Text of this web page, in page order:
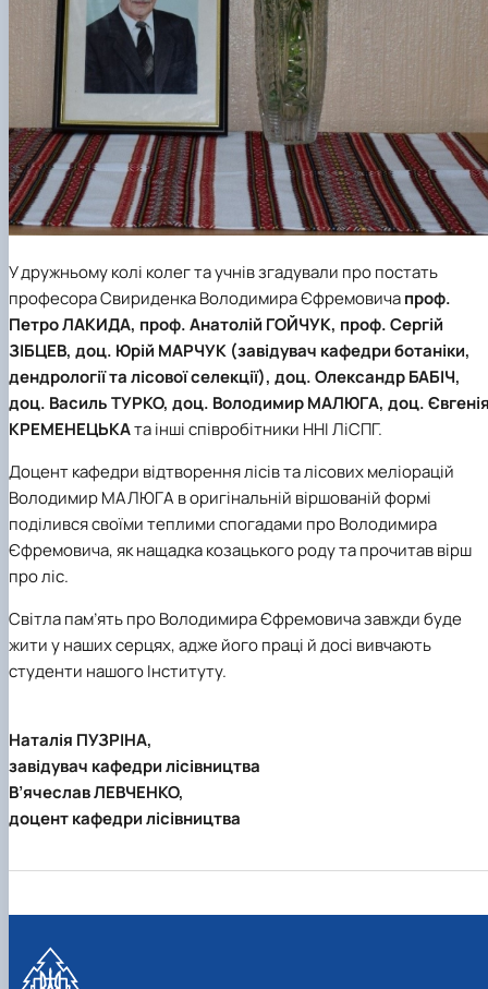
У дружньому колі колег та учнів згадували про постать
професора Свириденка Володимира Єфремовичапроф.
Петро ЛАКИДА, проф. Анатолій ГОЙЧУК, проф. Сергій
ЗІБЦЕВ, доц. Юрій МАРЧУК (завідувач кафедри ботаніки,
дендрології та лісової селекції), доц. Олександр БАБІЧ,
доц. Василь ТУРКО, доц. Володимир МАЛЮГА, доц.
КРЕМЕНЕЦЬКАта інші співробітники ННІ ЛіСПГ.
Доцент кафедри відтворення лісів та лісових меліорацій
Володимир МАЛЮГА в оригінальній віршованій формі
поділився своїми теплими спогадами про Володимира
Єфремовича, як нащадка козацького роду та прочитав вірш
про ліс.
Світла пам’ять про Володимира Єфремовича завжди буде
жити у наших серцях, адже його праці й досі вивчають
студенти нашого Інституту.
Наталія ПУЗРІНА,
завідувач кафедри лісівництва
В’ячеслав ЛЕВЧЕНКО,
доцент кафедри лісівництва